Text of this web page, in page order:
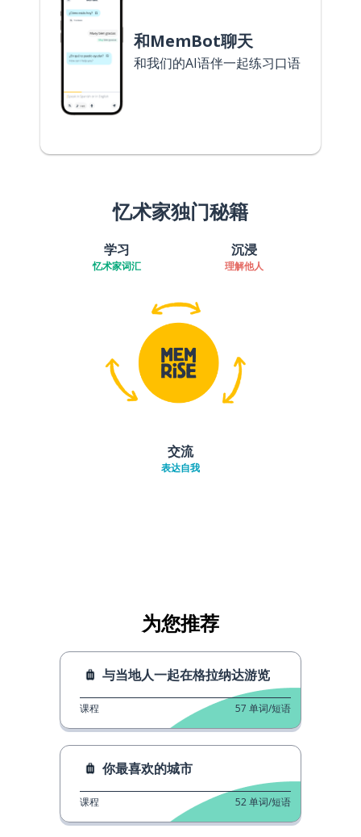
和MemBot聊天
和我们的AI语伴一起练习口语
忆术家独门秘籍
学习
忆术家词汇
沉浸
理解他人
交流
表达自我
为您推荐
与当地人一起在格拉纳达游览
课程 57 单词/短语
你最喜欢的城市
课程 52单词/短语